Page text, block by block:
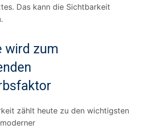
Das kann die Sichtbarkeit
wird zum
zählt heute zu den wichtigsten